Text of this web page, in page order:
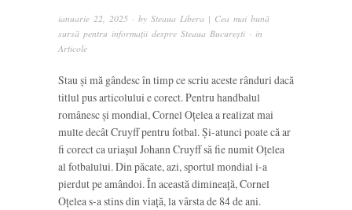
ianuarie 22, 2025 · by Steaua Libera | Cea mai bună
sursă pentru informații despre Steaua București · in
Articole
Stau și mă gândesc în timp ce scriu aceste rânduri dacă
titlul pus articolului e corect. Pentru handbalul
românesc și mondial, Cornel Oțelea a realizat mai
multe decât Cruyff pentru fotbal. Și-atunci poate că ar
fi corect ca uriașul Johann Cruyff să fie numit Oțelea
al fotbalului. Din păcate, azi, sportul mondial i-a
pierdut pe amândoi. În această dimineață, Cornel
Oțelea s-a stins din viață, la vârsta de 84 de ani.